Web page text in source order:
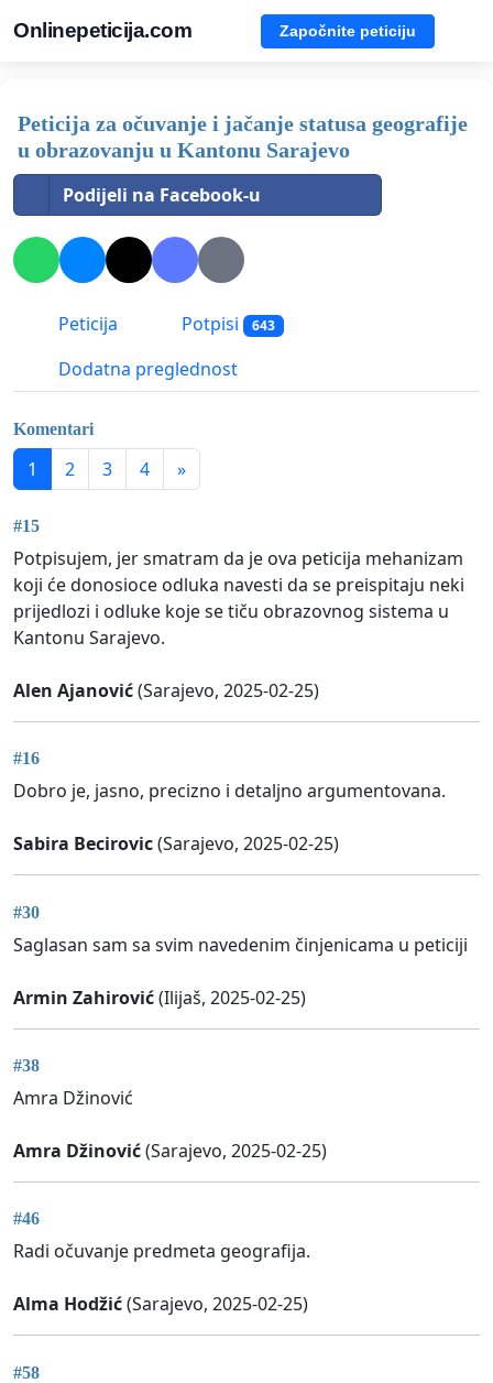
Onlinepeticija.com Započnite peticiju
Peticija za očuvanje i jačanje statusa geografije
u obrazovanju u Kantonu Sarajevo
Podijeli na Facebook-u
Peticija Potpisi 643
Dodatna preglednost
Komentari
1 2 3 4 »
#15
Potpisujem, jer smatram da je ova peticija mehanizam
koji će donosioce odluka navesti da se preispitaju neki
prijedlozi i odluke koje se tiču obrazovnog sistema u
Kantonu Sarajevo.
Alen Ajanović(Sarajevo, 2025-02-25)
#16
Dobro je, jasno, precizno i detaljno argumentovana.
Sabira Becirovic(Sarajevo, 2025-02-25)
#30
Saglasan sam sa svim navedenim činjenicama u peticiji
Armin Zahirović(Ilijaš, 2025-02-25)
#38
Amra Džinović
Amra Džinović(Sarajevo, 2025-02-25)
#46
Radi očuvanje predmeta geografija.
Alma Hodžić(Sarajevo, 2025-02-25)
#58